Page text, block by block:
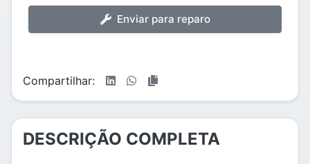
Enviar para reparo
Compartilhar:
DESCRIÇÃO COMPLETA